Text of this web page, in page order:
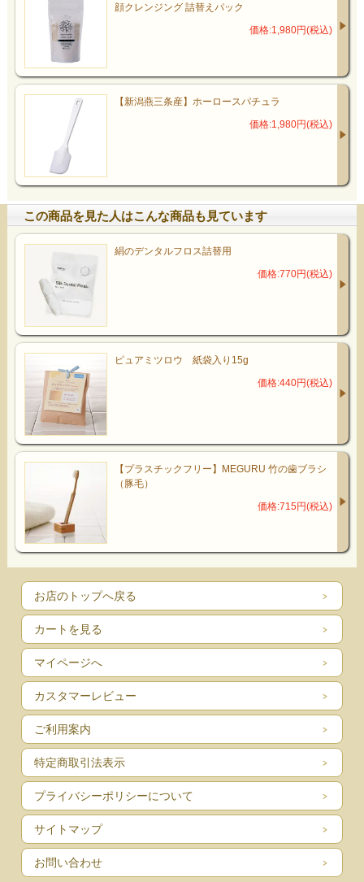
顔クレンジング 詰替えパック
価格:1,980円(税込)
【新潟燕三条産】ホーロースパチュラ
価格:1,980円(税込)
この商品を見た人はこんな商品も見ています
絹のデンタルフロス詰替用
価格:770円(税込)
ピュアミツロウ 紙袋入り15g
価格:440円(税込)
【プラスチックフリー】MEGURU 竹の歯ブラシ
（豚毛）
価格:715円(税込)
お店のトップへ戻る
カートを見る
マイページへ
カスタマーレビュー
ご利用案内
特定商取引法表示
プライバシーポリシーについて
サイトマップ
お問い合わせ